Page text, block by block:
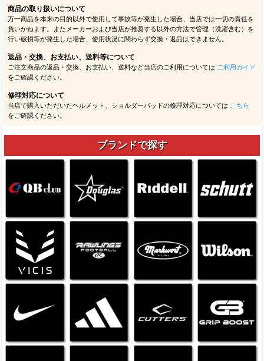
商品の取り扱いについて
万一商品を本来の目的以外で使用して事故等が発生した場合、当店では一切の責任を
負いかねます。またメーカーおよび当店が推奨する以外の方法で管理（洗濯含む）を
行い破損等が発生した場合、使用状況に関わらず交換・返品はできません。
返品・交換、お支払い、送料等について
ご注文商品の返品・交換、お支払い、送料など当店のご利用については ご利用ガイド
をご確認ください。
修理対応について
当店で購入いただいたヘルメット、ショルダーパッドの修理対応については こちら
をご確認ください。
ブランドで探す